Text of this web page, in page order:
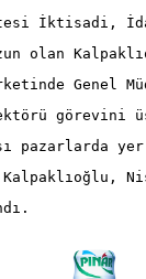
İktisadi,
olan
Genel
görevini
pazarlarda